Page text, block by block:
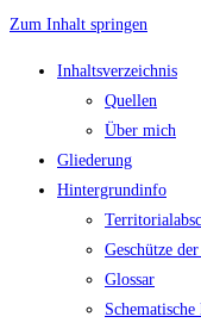
Zum Inhalt springen
Inhaltsverzeichnis
Quellen
Über mich
Gliederung
Hintergrundinfo
Geschütze
Glossar